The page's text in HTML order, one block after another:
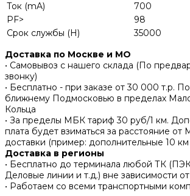
Ток (mA)
700
PF>
98
Срок службы (H)
35000
Доставка по Москве и МО
• Самовывоз с нашего склада (По
звонку)
• Бесплатно - при заказе от 30 000 т.р.
ближнему Подмосковью в пределах
Кольца
• За пределы МБК тариф 30 руб/1 км.
плата будет взиматься за расстояние
доставки (пример: дополнительные 10
Доставка в регионы
• Бесплатно до терминала любой ТК
Деловые линии и т.д.) вне зависимости
• Работаем со всеми транспортными